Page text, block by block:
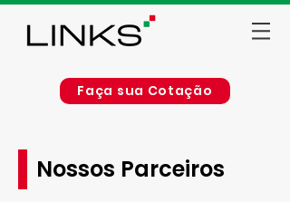
Faça sua Cotação
Nossos Parceiros